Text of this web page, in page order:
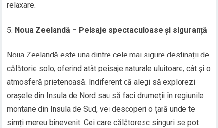
relaxare.
Noua Zeelandă – Peisaje spectaculoase și siguranță
Noua Zeelandă este una dintre cele mai sigure destinații de
călătorie solo, oferind atât peisaje naturale uluitoare, cât și o
atmosferă prietenoasă. Indiferent că alegi să explorezi
orașele din Insula de Nord sau să faci drumeții în regiunile
montane din Insula de Sud, vei descoperi o țară unde te
simți mereu binevenit. Cei care călătoresc singuri se pot